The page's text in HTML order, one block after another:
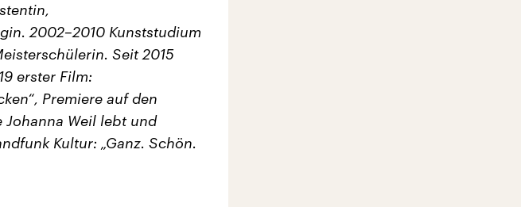
2002–2010 Kunststudium
Seit 2015
erster Film:
Premiere auf den
Weil lebt und
Kultur: „Ganz. Schön.